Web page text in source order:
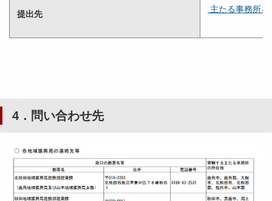
提出先 主たる事務所
4 ．問い合わせ先